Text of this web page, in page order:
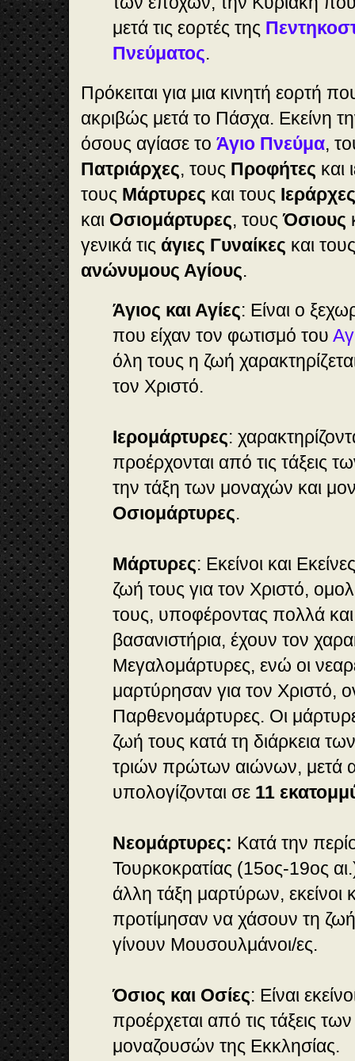
μετά τις εορτές της
Πνεύματος.
Πρόκειται για μια κινητή εορτή
ακριβώς μετά το Πάσχα. Εκείνη
όσους αγίασε το Άγιο Πνεύμα,
Πατριάρχες, τους Προφήτες και
τους Μάρτυρες και τους Ιεράρχες
και Οσιομάρτυρες, τουςΌσιους
γενικά τις άγιες Γυναίκες και
ανώνυμους Αγίους.
Άγιος και Αγίες: Είναι ο
που είχαν τον φωτισμό του
όλη τους η ζωή
τον Χριστό.
Ιερομάρτυρες:
προέρχονται από τις τάξεις
την τάξη των μοναχών και
Οσιομάρτυρες.
Μάρτυρες: Εκείνοι και
ζωή τους για τον Χριστό,
τους, υποφέροντας πολλά
βασανιστήρια, έχουν τον
Μεγαλομάρτυρες, ενώ οι
μαρτύρησαν για τον Χριστό,
Παρθενομάρτυρες. Οι
ζωή τους κατά τη διάρκεια
τριών πρώτων αιώνων, μετά
υπολογίζονται σε 11
Νεομάρτυρες: Κατά την
Τουρκοκρατίας (15ος-19ος
άλλη τάξη μαρτύρων, εκείνοι
προτίμησαν να χάσουν τη
γίνουν Μουσουλμάνοι/ες.
Όσιος και Οσίες: Είναι
προέρχεται από τις τάξεις
μοναζουσών της Εκκλησίας.